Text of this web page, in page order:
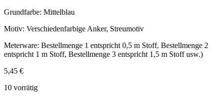
Grundfarbe: Mittelblau
Motiv: Verschiedenfarbige Anker, Streumotiv
Meterware: Bestellmenge 1 entspricht 0,5 m Stoff, Bestellmenge 2
entspricht 1 m Stoff, Bestellmenge 3 entspricht 1,5 m Stoff usw.)
5,45 €
10 vorrätig